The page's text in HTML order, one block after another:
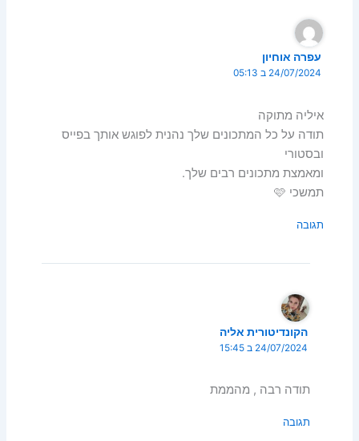
עפרה אוחיון
24/07/2024 ב 05:13
איליה מתוקה
תודה על כל המתכונים שלך נהנית לפוגש אותך בפייס
ובסטורי
ומאמצת מתכונים רבים שלך.
תמשכי 🩷
תגובה
הקונדיטורית אליה
24/07/2024 ב 15:45
תודה רבה , מהממת
תגובה